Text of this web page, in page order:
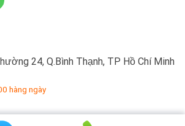
24, Q.Bình Thạnh, TP Hồ Chí Minh
hàng ngày